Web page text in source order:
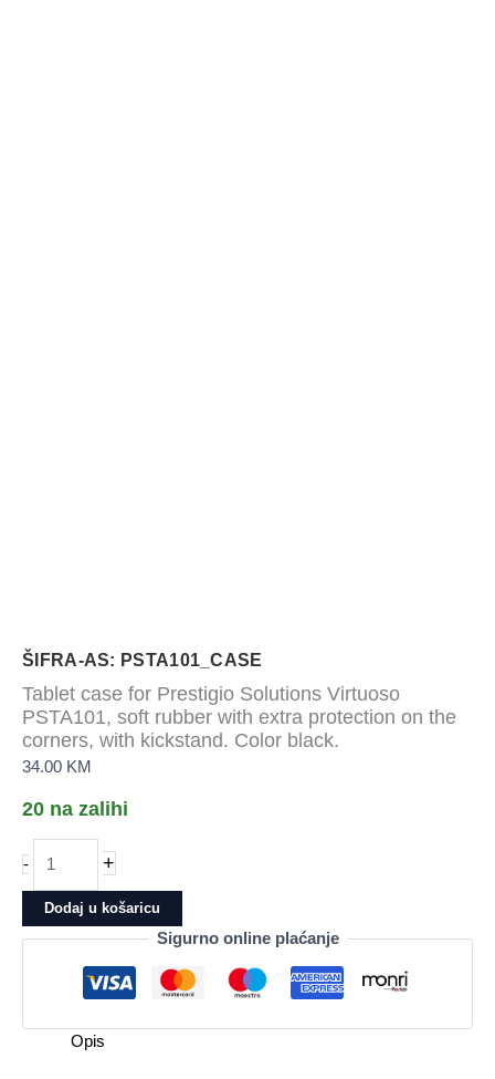
ŠIFRA-AS: PSTA101_CASE
Tablet case for Prestigio Solutions Virtuoso
PSTA101, soft rubber with extra protection on the
corners, with kickstand. Color black.
34.00 KM
20 na zalihi
-
case
for
Prestigio
Virtuoso
PSTA101,
soft
+
Dodaj u košaricu
Sigurno online plaćanje
Opis